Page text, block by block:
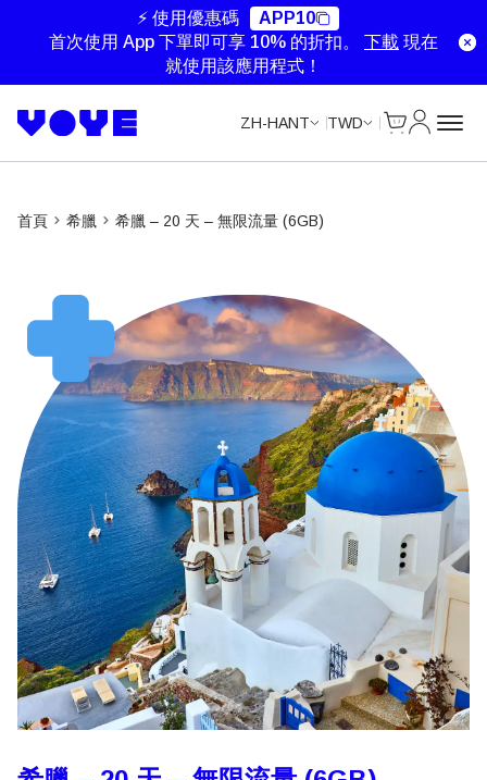
⚡ 使用優惠碼
APP10
首次使用 App 下單即可享 10% 的折扣。 下載 現在
就使用該應用程式！
ZH-HANT TWD
首頁 希臘 希臘 – 20 天 – 無限流量 (6GB)